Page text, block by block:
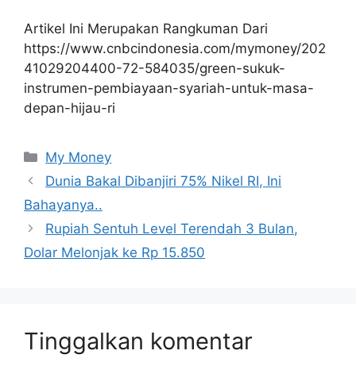
Artikel Ini Merupakan Rangkuman Dari
https://www.cnbcindonesia.com/mymoney/202
41029204400-72-584035/green-sukuk-
instrumen-pembiayaan-syariah-untuk-masa-
depan-hijau-ri
Kategori
My Money
Dunia Bakal Dibanjiri 75% Nikel RI, Ini
Bahayanya..
Rupiah Sentuh Level Terendah 3 Bulan,
Dolar Melonjak ke Rp 15.850
Tinggalkan komentar